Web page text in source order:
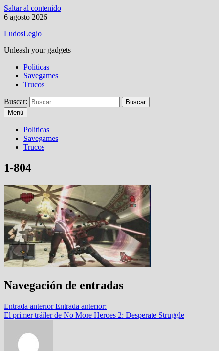
Saltar al contenido
6 agosto 2026
LudosLegio
Unleash your gadgets
Politicas
Savegames
Trucos
Buscar:
Menú
Politicas
Savegames
Trucos
1-804
Navegación de entradas
Entrada anterior Entrada anterior:
El primer tráiler de No More Heroes 2: Desperate Struggle